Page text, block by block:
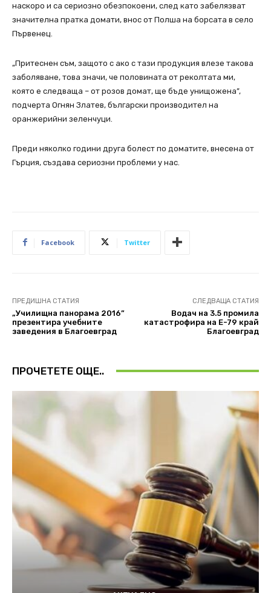
наскоро и са сериозно обезпокоени, след като забелязват
значителна пратка домати, внос от Полша на борсата в село
Първенец.
„Притеснен съм, защото с ако с тази продукция влезе такова
заболяване, това значи, че половината от реколтата ми,
която е следваща – от розов домат, ще бъде унищожена”,
подчерта Огнян Златев, български производител на
оранжерийни зеленчуци.
Преди няколко години друга болест по доматите, внесена от
Гърция, създава сериозни проблеми у нас.
Facebook Twitter
ПРЕДИШНА СТАТИЯ
„Училищна панорама 2016”
презентира учебните
заведения в Благоевград
СЛЕДВАЩА СТАТИЯ
Водач на 3.5 промила
катастрофира на Е-79 край
Благоевград
ПРОЧЕТЕТЕ ОЩЕ..